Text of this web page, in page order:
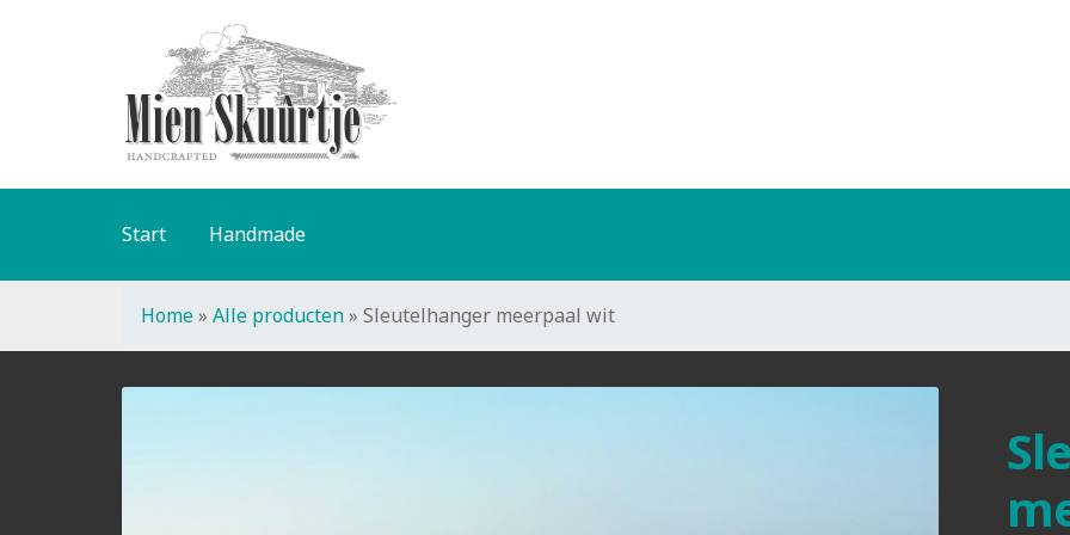
naar
navigatie
de
inhoud
Start Handmade
Home» Alle producten» Sleutelhanger meerpaal wit